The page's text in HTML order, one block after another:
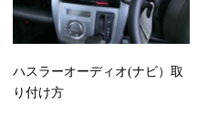
ハスラーオーディオ(ナビ）取
り付け方